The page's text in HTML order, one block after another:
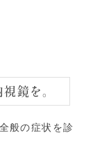
鏡を。
般の症状を診